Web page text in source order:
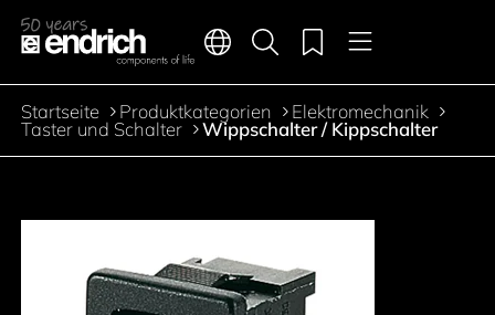
Zum Inhalt springen
Hauptnavigation
Sprachen Menü
Produktsuche
Merkliste
Pfadnavigation
Startseite Produktkategorien Elektromechanik
Taster und Schalter Wippschalter / Kippschalter